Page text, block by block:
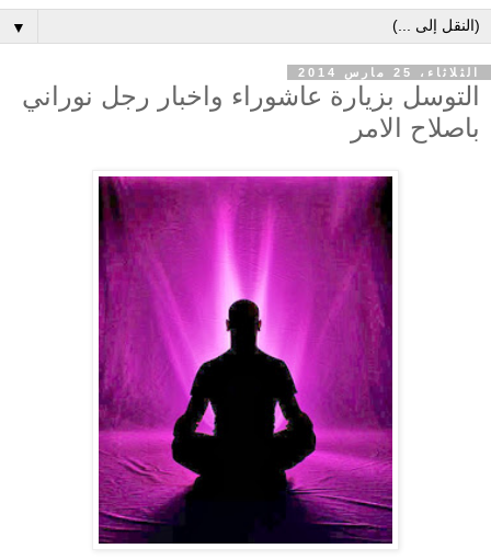
▼
الثلاثاء، 25 مارس 2014
التوسل بزيارة عاشوراء واخبار رجل نوراني
باصلاح الامر